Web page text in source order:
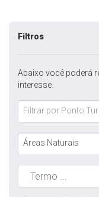
Filtros
Abaixo você poderá
interesse.
Filtrar por Ponto
Áreas Naturais